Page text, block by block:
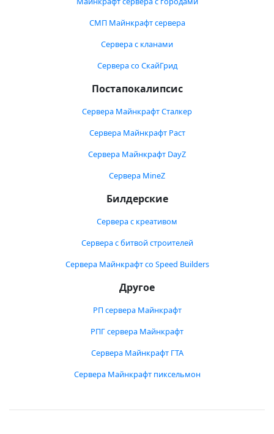
СМП Майнкрафт сервера
Сервера с кланами
Сервера со СкайГрид
Постапокалипсис
Сервера Майнкрафт Сталкер
Сервера Майнкрафт Раст
Сервера Майнкрафт DayZ
Сервера MineZ
Билдерские
Сервера с креативом
Сервера с битвой строителей
Сервера Майнкрафт со Speed Builders
Другое
РП сервера Майнкрафт
РПГ сервера Майнкрафт
Сервера Майнкрафт ГТА
Сервера Майнкрафт пиксельмон